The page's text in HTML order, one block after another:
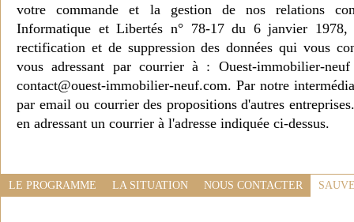
votre commande et la gestion de nos relations
Informatique et Libertés n° 78-17 du 6 janvier 1978,
rectification et de suppression des données qui vous
vous adressant par courrier à : Ouest-immobilier-
contact@ouest-immobilier-neuf.com. Par notre
par email ou courrier des propositions d'autres
en adressant un courrier à l'adresse indiquée ci-dessus.
LE PROGRAMME LA SITUATION NOUS CONTACTER